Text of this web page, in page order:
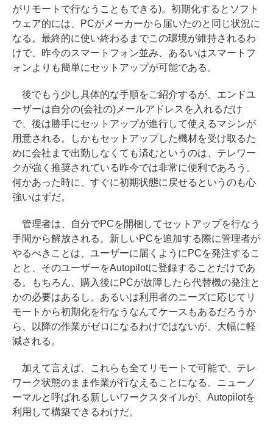
がリモートで行なうこともできる)。初期化するとソフト
ウェア的には、PCがメーカーから届いたのと同じ状況に
なる。最終的に使い終わるまでこの環境が維持されるわ
けで、昨今のスマートフォン並み、あるいはスマートフ
ォンよりも簡単にセットアップが可能である。
後でもう少し具体的な手順をご紹介するが、エンドユ
ーザーは自分の(会社の)メールアドレスを入れるだけ
で、後は勝手にセットアップが進行して使えるマシンが
用意される。しかもセットアップした機材を受け取るた
めに会社まで出勤しなくても済むというのは、テレワー
クが強く推奨されている昨今では非常に便利であろう。
何かあった時に、すぐに初期状態に戻せるというのも心
強いはずだ。
管理者は、自分でPCを開梱してセットアップを行なう
手間から解放される。新しいPCを追加する際に管理者が
やるべきことは、ユーザーに届くようにPCを発注するこ
とと、そのユーザーをAutopilotに登録することだけであ
る。もちろん、購入後にPCが故障したら代替機の発注と
かの必要はあるし、あるいは利用者のニーズに応じてリ
モートから初期化を行なうなんてケースもあるだろうか
ら、以降の作業がゼロになるわけではないが、大幅に軽
減される。
加えて言えば、これらも全てリモートで可能で、テレ
ワーク状態のまま作業が行なえることになる。ニューノ
ーマルと呼ばれる新しいワークスタイルが、Autopilotを
利用して構築できるわけだ。